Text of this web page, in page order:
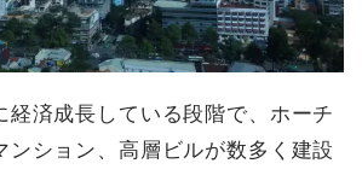
経済成長している段階で、ホーチ
ンション、高層ビルが数多く建設